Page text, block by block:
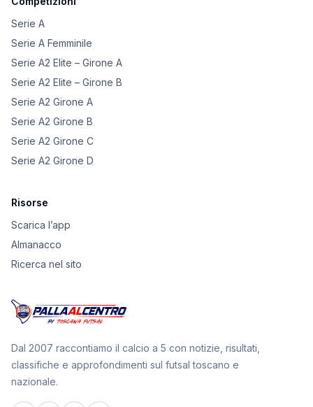
Serie A
Serie A Femminile
Serie A2 Elite – Girone A
Serie A2 Elite – Girone B
Serie A2 Girone A
Serie A2 Girone B
Serie A2 Girone C
Serie A2 Girone D
Risorse
Scarica l’app
Almanacco
Ricerca nel sito
Dal 2007 raccontiamo il calcio a 5 con notizie, risultati,
classifiche e approfondimenti sul futsal toscano e
nazionale.